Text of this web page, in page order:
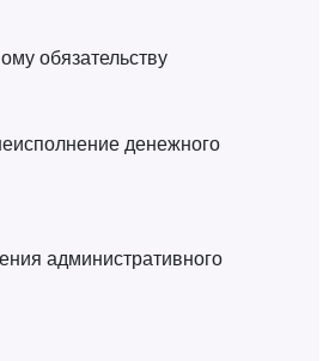
обязательству
денежного
административного